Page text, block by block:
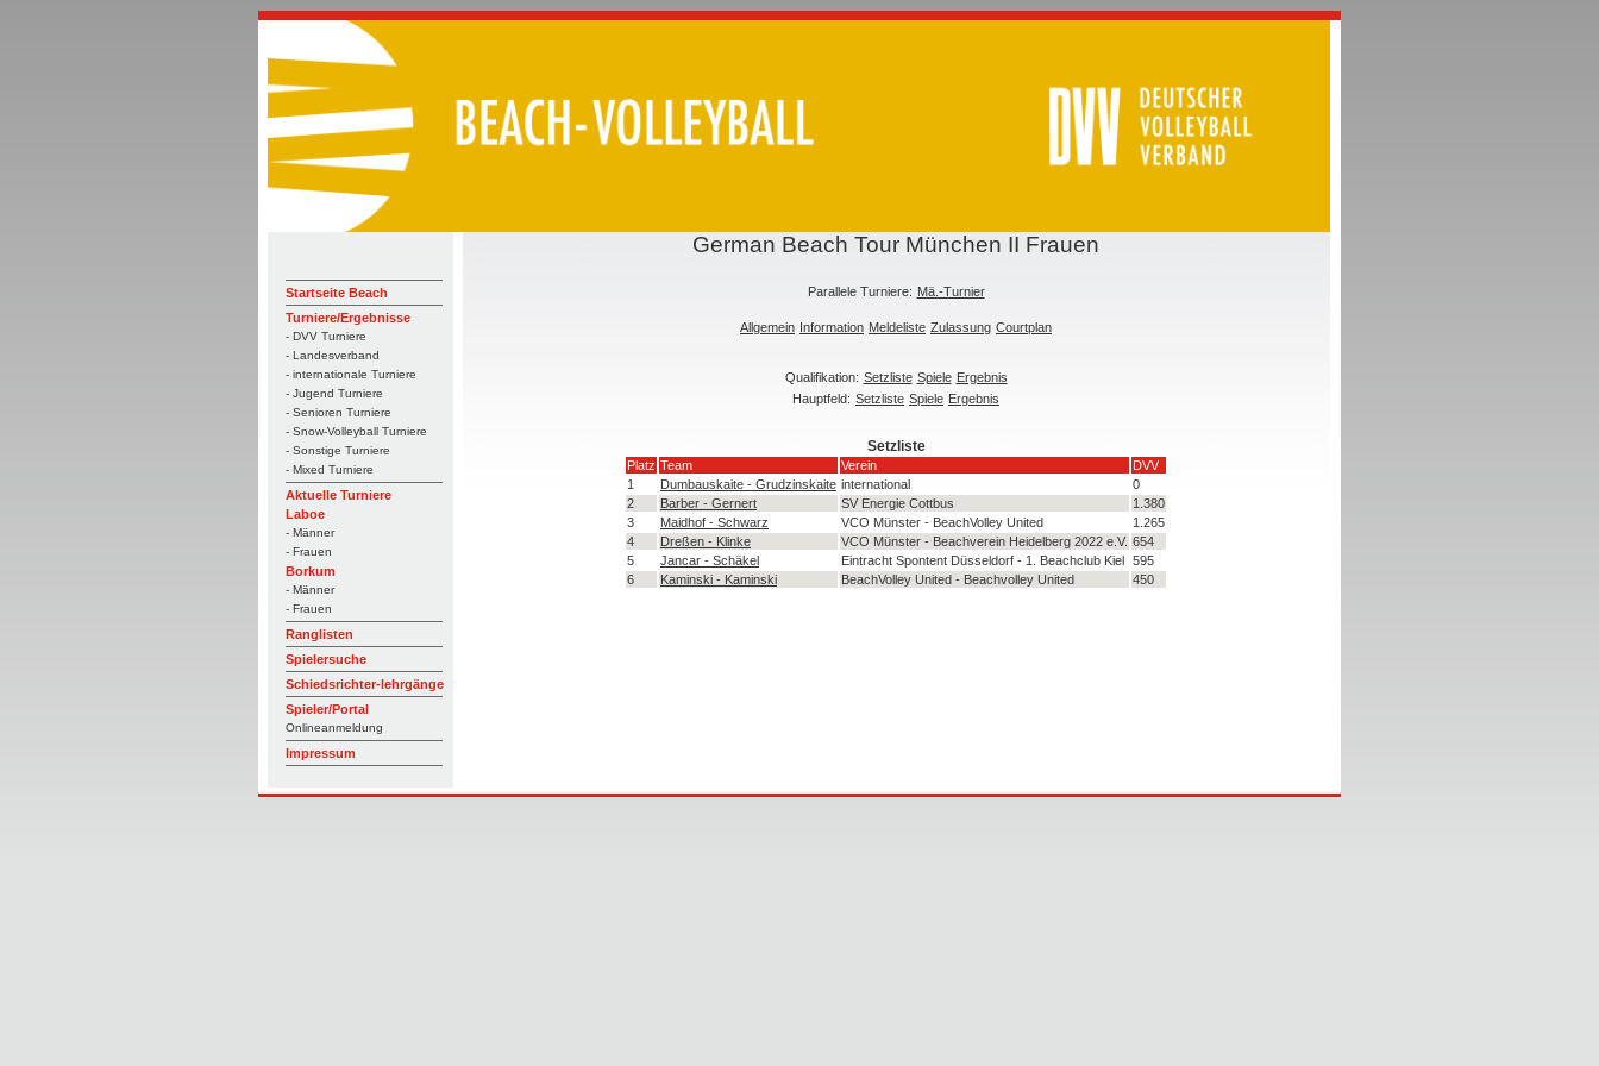
Startseite Beach
Turniere/Ergebnisse
- DVV Turniere
- Landesverband
- internationale Turniere
- Jugend Turniere
- Senioren Turniere
- Snow-Volleyball Turniere
- Sonstige Turniere
- Mixed Turniere
Aktuelle Turniere
Laboe
- Männer
- Frauen
Borkum
- Männer
- Frauen
Ranglisten
Spielersuche
Schiedsrichter-lehrgänge
Spieler/Portal
Onlineanmeldung
Impressum
German Beach Tour München II Frauen
Parallele Turniere: Mä.-Turnier
Allgemein Information Meldeliste Zulassung Courtplan
Qualifikation: Setzliste Spiele Ergebnis
Hauptfeld: Setzliste Spiele Ergebnis
Setzliste
Platz Team Verein
DVV
1
Dumbauskaite - Grudzinskaite international
0
2
Barber - Gernert SV Energie Cottbus
1.380
3
Maidhof - Schwarz VCO Münster - BeachVolley United
1.265
4
Dreßen - Klinke VCO Münster - Beachverein Heidelberg 2022 e.V. 654
5
Jancar - Schäkel Eintracht Spontent Düsseldorf - 1. Beachclub Kiel 595
6
Kaminski - Kaminski BeachVolley United - Beachvolley United 450